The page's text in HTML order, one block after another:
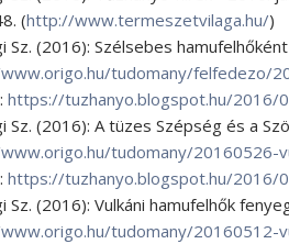
(http://www.termeszetvilaga.hu/)
Sz. (2016): Szélsebes
tudomany/felfedezo/
https://tuzhanyo.blogspot.hu/
Sz. (2016): A tüzes Szépség és a
tudomany/20160526-
https://tuzhanyo.blogspot.hu/
Sz. (2016): Vulkáni hamufelhők
tudomany/20160512-